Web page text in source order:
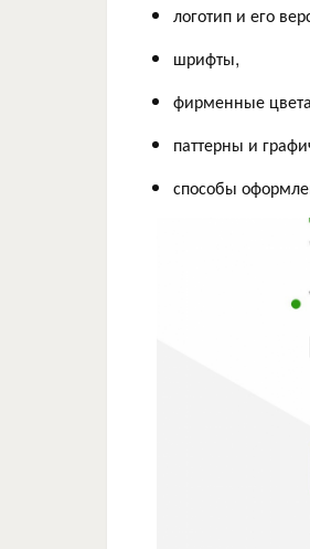
логотип и его
шрифты,
фирменные
паттерны и
способы